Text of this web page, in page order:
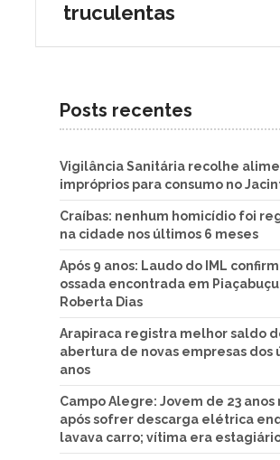
truculentas
Posts recentes
Vigilância Sanitária recolhe
impróprios para consumo no
Craíbas: nenhum homicídio foi
na cidade nos últimos 6 meses
Após 9 anos: Laudo do IML
ossada encontrada em
Roberta Dias
Arapiraca registra melhor saldo
abertura de novas empresas dos
anos
Campo Alegre: Jovem de 23 anos
após sofrer descarga elétrica
lavava carro; vítima era estagiário